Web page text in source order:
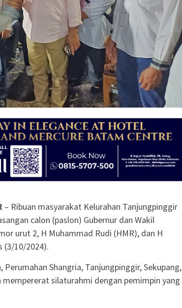
– Ribuan masyarakat Kelurahan Tanjungpinggir
calon (paslon) Gubernur dan Wakil
urut 2, H Muhammad Rudi (HMR), dan H
(3/10/2024).
Shangria, Tanjungpinggir, Sekupang,
silaturahmi dengan pemimpin yang